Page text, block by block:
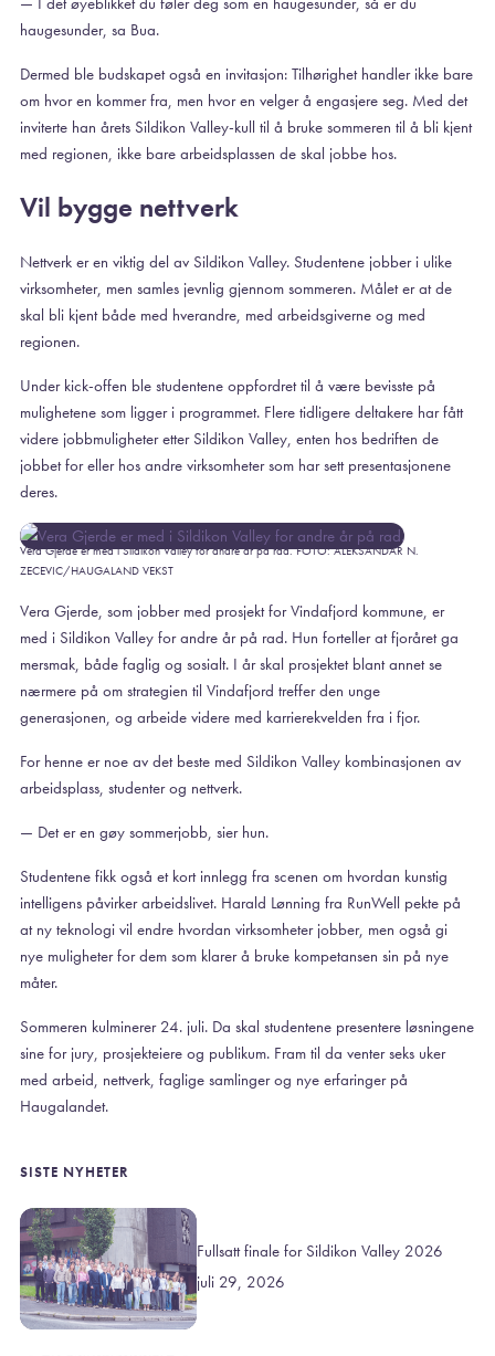
haugesunder, sa Bua.
Dermed ble budskapet også en invitasjon: Tilhørighet handler ikke bare
om hvor en kommer fra, men hvor en velger å engasjere seg. Med det
inviterte han årets Sildikon Valley-kull til å bruke sommeren til å bli kjent
med regionen, ikke bare arbeidsplassen de skal jobbe hos.
Vil bygge nettverk
Nettverk er en viktig del av Sildikon Valley. Studentene jobber i ulike
virksomheter, men samles jevnlig gjennom sommeren. Målet er at de
skal bli kjent både med hverandre, med arbeidsgiverne og med
regionen.
Under kick-offen ble studentene oppfordret til å være bevisste på
mulighetene som ligger i programmet. Flere tidligere deltakere har fått
videre jobbmuligheter etter Sildikon Valley, enten hos bedriften de
jobbet for eller hos andre virksomheter som har sett presentasjonene
deres.
Vera Gjerde er med i Sildikon Valley for andre år på rad. FOTO: ALEKSANDAR N.
ZECEVIC/HAUGALAND VEKST
Vera Gjerde, som jobber med prosjekt for Vindafjord kommune, er
med i Sildikon Valley for andre år på rad. Hun forteller at fjoråret ga
mersmak, både faglig og sosialt. I år skal prosjektet blant annet se
nærmere på om strategien til Vindafjord treffer den unge
generasjonen, og arbeide videre med karrierekvelden fra i fjor.
For henne er noe av det beste med Sildikon Valley kombinasjonen av
arbeidsplass, studenter og nettverk.
— Det er en gøy sommerjobb, sier hun.
Studentene fikk også et kort innlegg fra scenen om hvordan kunstig
intelligens påvirker arbeidslivet. Harald Lønning fra RunWell pekte på
at ny teknologi vil endre hvordan virksomheter jobber, men også gi
nye muligheter for dem som klarer å bruke kompetansen sin på nye
måter.
Sommeren kulminerer 24. juli. Da skal studentene presentere løsningene
sine for jury, prosjekteiere og publikum. Fram til da venter seks uker
med arbeid, nettverk, faglige samlinger og nye erfaringer på
Haugalandet.
SISTE NYHETER
Fullsatt finale for Sildikon Valley 2026
juli 29, 2026